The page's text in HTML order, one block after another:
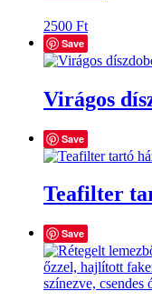
2500 Ft
Save
Virágos
Save
Teafilter
Save